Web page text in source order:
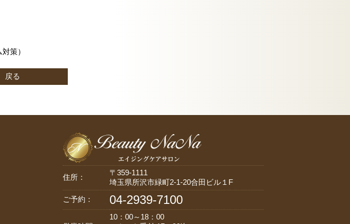
策）
戻る
住所：
〒359-1111
埼玉県所沢市緑町2-1-20合田ビル１F
ご予約：
04-2939-7100
10：00～18：00